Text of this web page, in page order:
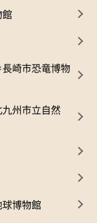
崎市恐竜博物
州市立自然
博物館